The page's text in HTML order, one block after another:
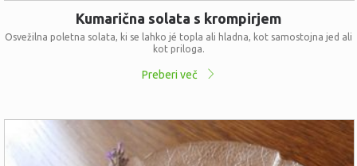
Kumarična solata s krompirjem
Osvežilna poletna solata, ki se lahko jé topla ali hladna, kot samostojna jed ali
kot priloga.
Preberi več